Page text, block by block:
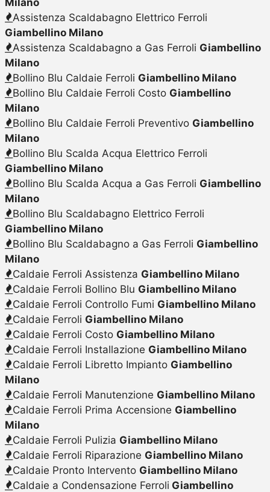
Assistenza Scaldabagno Elettrico Ferroli
Giambellino Milano
Assistenza Scaldabagno a Gas Ferroli Giambellino
Milano
Bollino Blu Caldaie Ferroli Giambellino Milano
Bollino Blu Caldaie Ferroli Costo Giambellino
Milano
Bollino Blu Caldaie Ferroli Preventivo Giambellino
Milano
Bollino Blu Scalda Acqua Elettrico Ferroli
Giambellino Milano
Bollino Blu Scalda Acqua a Gas Ferroli Giambellino
Milano
Bollino Blu Scaldabagno Elettrico Ferroli
Giambellino Milano
Bollino Blu Scaldabagno a Gas Ferroli Giambellino
Milano
Caldaie Ferroli Assistenza Giambellino Milano
Caldaie Ferroli Bollino Blu Giambellino Milano
Caldaie Ferroli Controllo Fumi Giambellino Milano
Caldaie Ferroli Giambellino Milano
Caldaie Ferroli Costo Giambellino Milano
Caldaie Ferroli Installazione Giambellino Milano
Caldaie Ferroli Libretto Impianto Giambellino
Milano
Caldaie Ferroli Manutenzione Giambellino Milano
Caldaie Ferroli Prima Accensione Giambellino
Milano
Caldaie Ferroli Pulizia Giambellino Milano
Caldaie Ferroli Riparazione Giambellino Milano
Caldaie Pronto Intervento Giambellino Milano
Caldaie a Condensazione Ferroli Giambellino